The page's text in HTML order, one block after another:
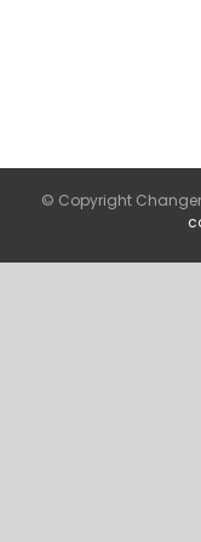
© Copyright